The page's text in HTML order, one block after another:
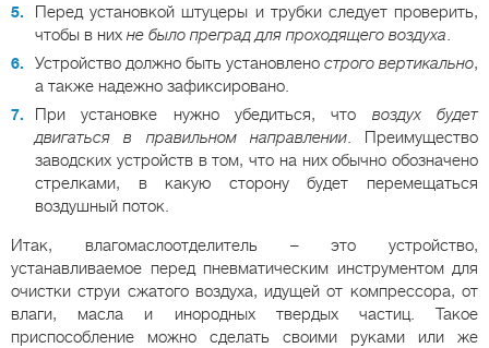
Перед установкой штуцеры и трубки следует проверить,
чтобы в них не было преград для проходящего воздуха.
Устройство должно быть установлено строго вертикально,
а также надежно зафиксировано.
При установке нужно убедиться, что воздух будет
двигаться в правильном направлении. Преимущество
заводских устройств в том, что на них обычно обозначено
стрелками, в какую сторону будет перемещаться
воздушный поток.
Итак, влагомаслоотделитель – это устройство,
устанавливаемое перед пневматическим инструментом для
очистки струи сжатого воздуха, идущей от компрессора, от
влаги, масла и инородных твердых частиц. Такое
приспособление можно сделать своими руками или же